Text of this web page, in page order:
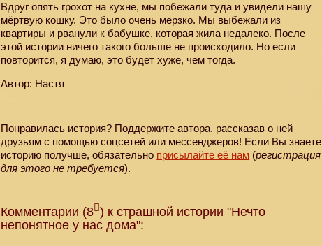
Вдруг опять грохот на кухне, мы побежали туда и увидели нашу
мёртвую кошку. Это было очень мерзко. Мы выбежали из
квартиры и рванули к бабушке, которая жила недалеко. После
этой истории ничего такого больше не происходило. Но если
повторится, я думаю, это будет хуже, чем тогда.
Автор: Настя
Понравилась история? Поддержите автора, рассказав о ней
друзьям с помощью соцсетей или мессенджеров! Если Вы знаете
историю получше, обязательно присылайте её нам (регистрация
для этого не требуется).
Комментарии (8 ) к страшной истории "Нечто
непонятное у нас дома":